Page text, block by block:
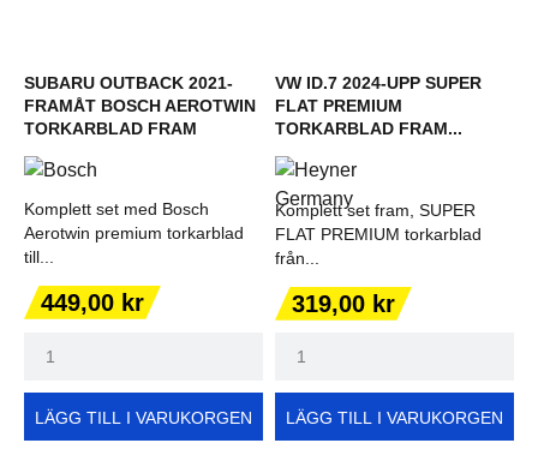
SUBARU OUTBACK 2021-
FRAMÅT BOSCH AEROTWIN
TORKARBLAD FRAM
Komplett set med Bosch
Aerotwin premium torkarblad
till...
Pris
449,00 kr
LÄGG TILL I VARUKORGEN
VW ID.7 2024-UPP SUPER
FLAT PREMIUM
TORKARBLAD FRAM...
Komplett set fram, SUPER
FLAT PREMIUM torkarblad
från...
Pris
319,00 kr
LÄGG TILL I VARUKORGEN